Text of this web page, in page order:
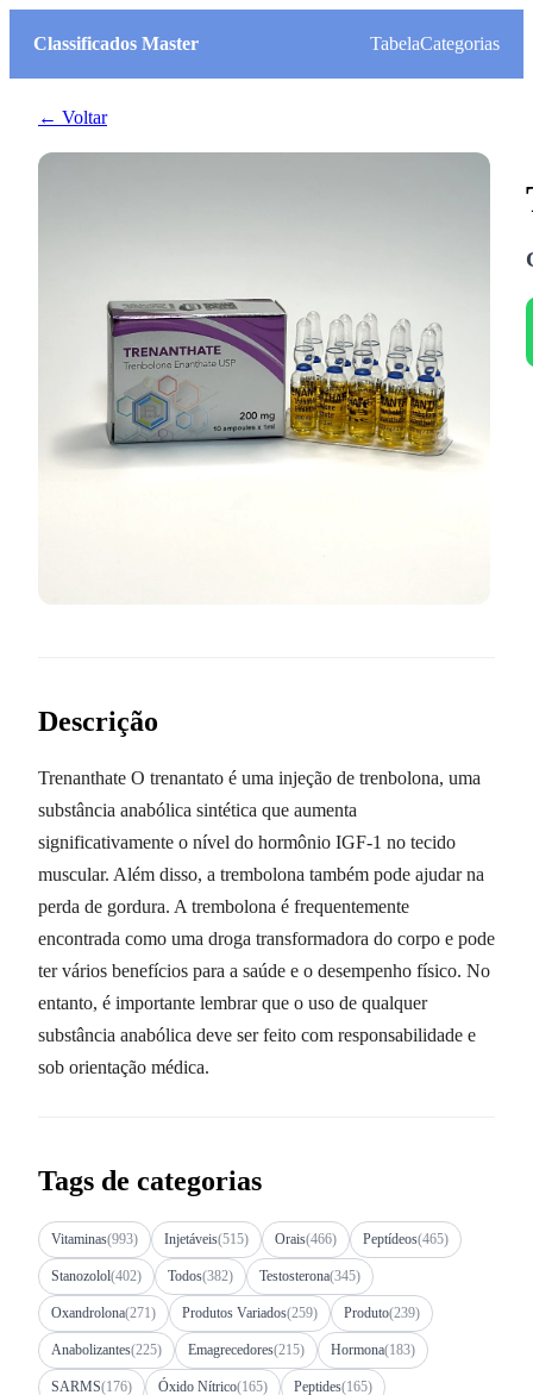
Classificados Master TabelaCategorias
← Voltar
Descrição
Trenanthate O trenantato é uma injeção de trenbolona, uma
substância anabólica sintética que aumenta
significativamente o nível do hormônio IGF-1 no tecido
muscular. Além disso, a trembolona também pode ajudar na
perda de gordura. A trembolona é frequentemente
encontrada como uma droga transformadora do corpo e pode
ter vários benefícios para a saúde e o desempenho físico. No
entanto, é importante lembrar que o uso de qualquer
substância anabólica deve ser feito com responsabilidade e
sob orientação médica.
Tags de categorias
Vitaminas(993) Injetáveis(515) Orais(466) Peptídeos(465)
Stanozolol(402) Todos(382) Testosterona(345)
Oxandrolona(271) Produtos Variados(259) Produto(239)
Anabolizantes(225) Emagrecedores(215) Hormona(183)
SARMS(176) Óxido Nítrico(165) Peptides(165)